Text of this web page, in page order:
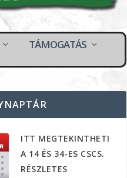
TÁMOGATÁS
ITT MEGTEKINTHETI
A 14 ÉS 34-ES CSCS.
RÉSZLETES